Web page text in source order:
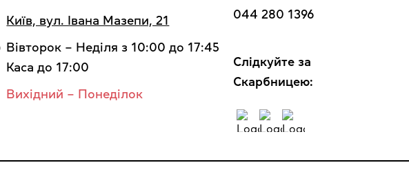
Київ, вул. Івана Мазепи, 21
Вівторок – Неділя з 10:00 до 17:45
Каса до 17:00
Вихідний – Понеділок
044 280 1396
Cлідкуйте за
Скарбницею: